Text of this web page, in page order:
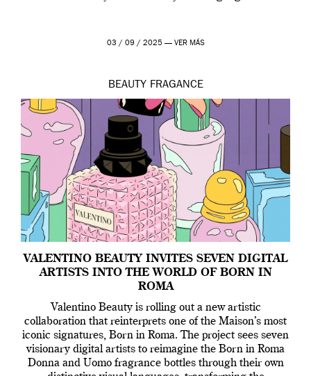
03 / 09 / 2025 — VER MÁS
BEAUTY FRAGANCE
VALENTINO BEAUTY INVITES SEVEN DIGITAL
ARTISTS INTO THE WORLD OF BORN IN
ROMA
Valentino Beauty is rolling out a new artistic
collaboration that reinterprets one of the Maison’s most
iconic signatures, Born in Roma. The project sees seven
visionary digital artists to reimagine the Born in Roma
Donna and Uomo fragrance bottles through their own